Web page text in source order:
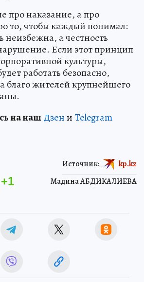
про наказание, а про
то, чтобы каждый понимал:
неизбежна, а честность
Если этот принцип
культуры,
работать безопасно,
благо жителей крупнейшего
на наш ДзениTelegram
+1 Мадина АБДИКАЛИЕВА
Источник: kp.kz